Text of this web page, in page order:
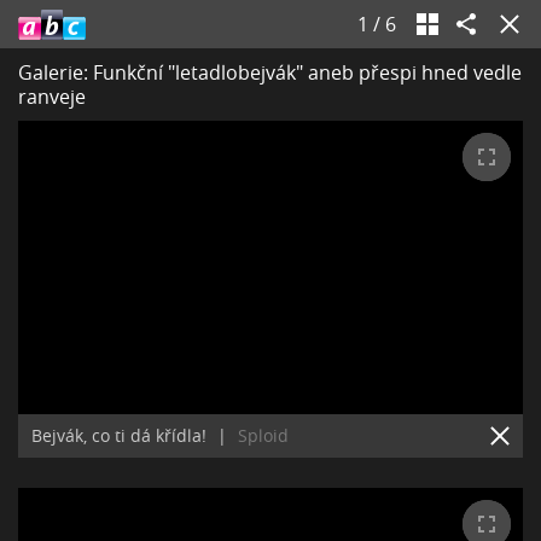
1 / 6
Galerie: Funkční "letadlobejvák" aneb přespi hned vedle
ranveje
Bejvák, co ti dá křídla! | Sploid